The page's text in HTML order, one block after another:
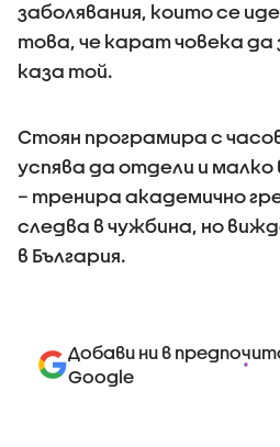
заболявания, които се
това, че карат човека да
каза той.
Стоян програмира с
успява да отдели и малко
– тренира академично
следва в чужбина, но
в България.
Добави ни в
Google